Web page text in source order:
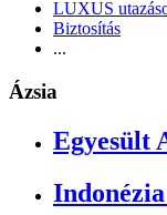
LUXUS
Biztosítás
...
Ázsia
Egyesült